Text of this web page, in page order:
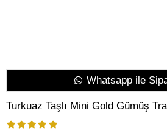
Whatsapp ile
Turkuaz Taşlı Mini Gold Gümüş